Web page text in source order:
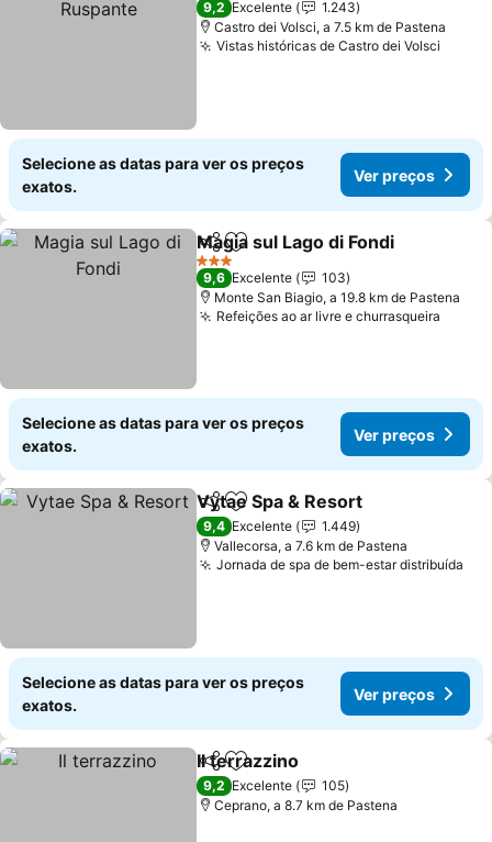
9,2 Excelente
1.243
Castro dei Volsci, a 7.5 km de Pastena
Vistas históricas de Castro dei Volsci
Selecione as datas para ver os preços
exatos.
Ver preços
PartilharAdicionar aos favoritos
Magia sul Lago di Fondi
3 Estrelas
9,6 Excelente
103
Monte San Biagio, a 19.8 km de Pastena
Refeições ao ar livre e churrasqueira
Selecione as datas para ver os preços
exatos.
Ver preços
PartilharAdicionar aos favoritos
Vytae Spa & Resort
9,4 Excelente
1.449
Vallecorsa, a 7.6 km de Pastena
Jornada de spa de bem-estar distribuída
Selecione as datas para ver os preços
exatos.
Ver preços
PartilharAdicionar aos favoritos
Il terrazzino
9,2 Excelente
105
Ceprano, a 8.7 km de Pastena